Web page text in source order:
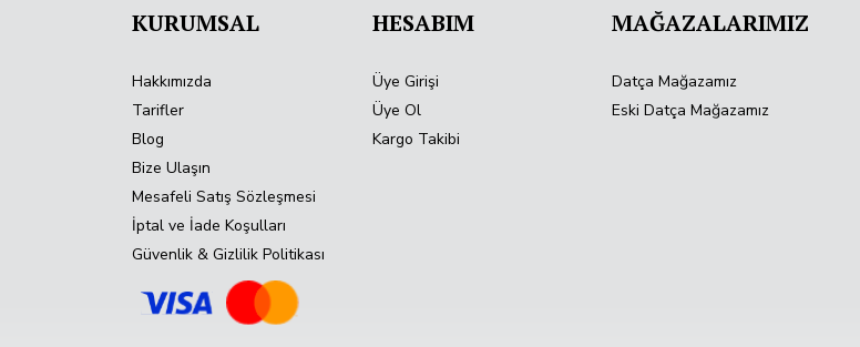
KURUMSAL
Hakkımızda
Tarifler
Blog
Bize Ulaşın
Mesafeli Satış Sözleşmesi
İptal ve İade Koşulları
Güvenlik & Gizlilik Politikası
HESABIM
Üye Girişi
Üye Ol
Kargo Takibi
MAĞAZALARIMIZ
Datça Mağazamız
Eski Datça Mağazamız